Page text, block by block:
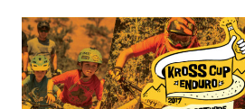
hasta los 13 años, […]